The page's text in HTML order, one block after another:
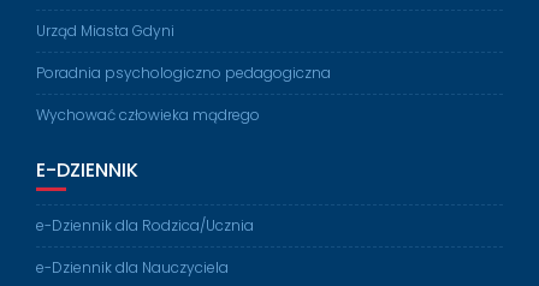
Urząd Miasta Gdyni
Poradnia psychologiczno pedagogiczna
Wychować człowieka mądrego
E-DZIENNIK
e-Dziennik dla Rodzica/Ucznia
e-Dziennik dla Nauczyciela